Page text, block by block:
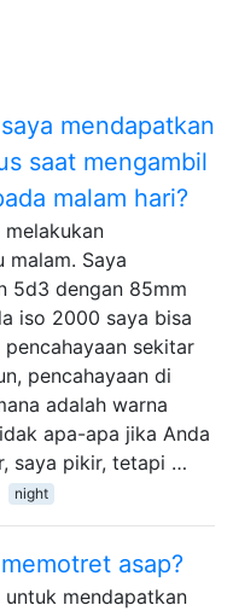
mendapatkan
saat mengambil
malam hari?
Saya
5d3 dengan 85mm
iso 2000 saya bisa
sekitar
pencahayaan di
adalah warna
apa-apa jika Anda
saya pikir, tetapi …
night
asap?
mendapatkan